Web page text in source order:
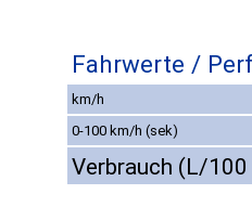
Fahrwerte /
km/h
0-100 km/h (sek)
Verbrauch (L/100